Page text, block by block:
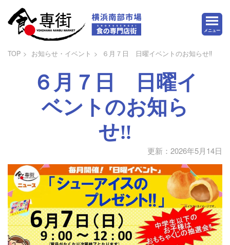
メニュー
TOP お知らせ・イベント ６月７日 日曜イベントのお知らせ‼
６月７日 日曜イ
ベントのお知ら
せ‼
更新：2026年5月14日